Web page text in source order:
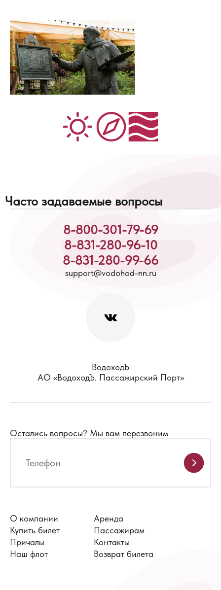
Часто задаваемые вопросы
8-800-301-79-69
8-831-280-96-10
8-831-280-99-66
support@vodohod-nn.ru
ВодоходЪ
АО «ВодоходЪ. Пассажирский Порт»
Остались вопросы? Мы вам перезвоним
О компании
Купить билет
Причалы
Наш флот
Аренда
Пассажирам
Контакты
Возврат билета